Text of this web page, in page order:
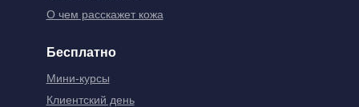
Бесплатно
Мини-курсы
Клиентский день
О чем расскажет кожа